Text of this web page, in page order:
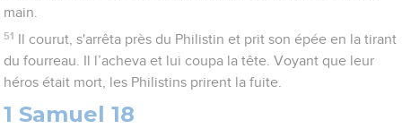
main.
51
Il courut, s'arrêta près du Philistin et prit son épée en la tirant
du fourreau. Il l’acheva et lui coupa la tête. Voyant que leur
héros était mort, les Philistins prirent la fuite.
1 Samuel 18